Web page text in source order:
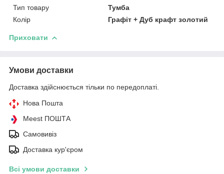
Тип товару
Тумба
Колір
Графіт + Дуб крафт золотий
Приховати
Умови доставки
Доставка здійснюється тільки по передоплаті.
Нова Пошта
Meest ПОШТА
Самовивіз
Доставка кур'єром
Всі умови доставки